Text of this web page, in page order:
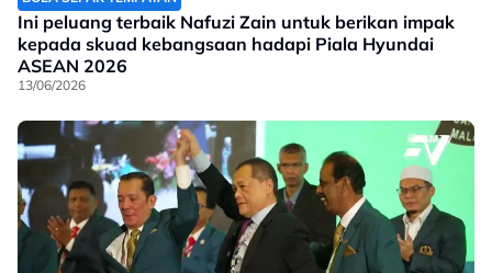
Ini peluang terbaik Nafuzi Zain untuk berikan impak
kepada skuad kebangsaan hadapi Piala Hyundai
ASEAN 2026
13/06/2026